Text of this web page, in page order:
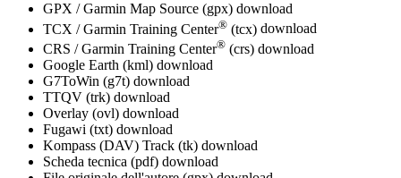
GPX / Garmin Map Source (gpx) download
TCX / Garmin Training Center® (tcx) download
CRS / Garmin Training Center® (crs) download
Google Earth (kml) download
G7ToWin (g7t) download
TTQV (trk) download
Overlay (ovl) download
Fugawi (txt) download
Kompass (DAV) Track (tk) download
Scheda tecnica (pdf) download